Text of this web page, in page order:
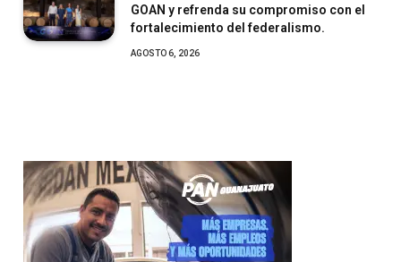
GOAN y refrenda su compromiso con el
fortalecimiento del federalismo.
AGOSTO 6, 2026